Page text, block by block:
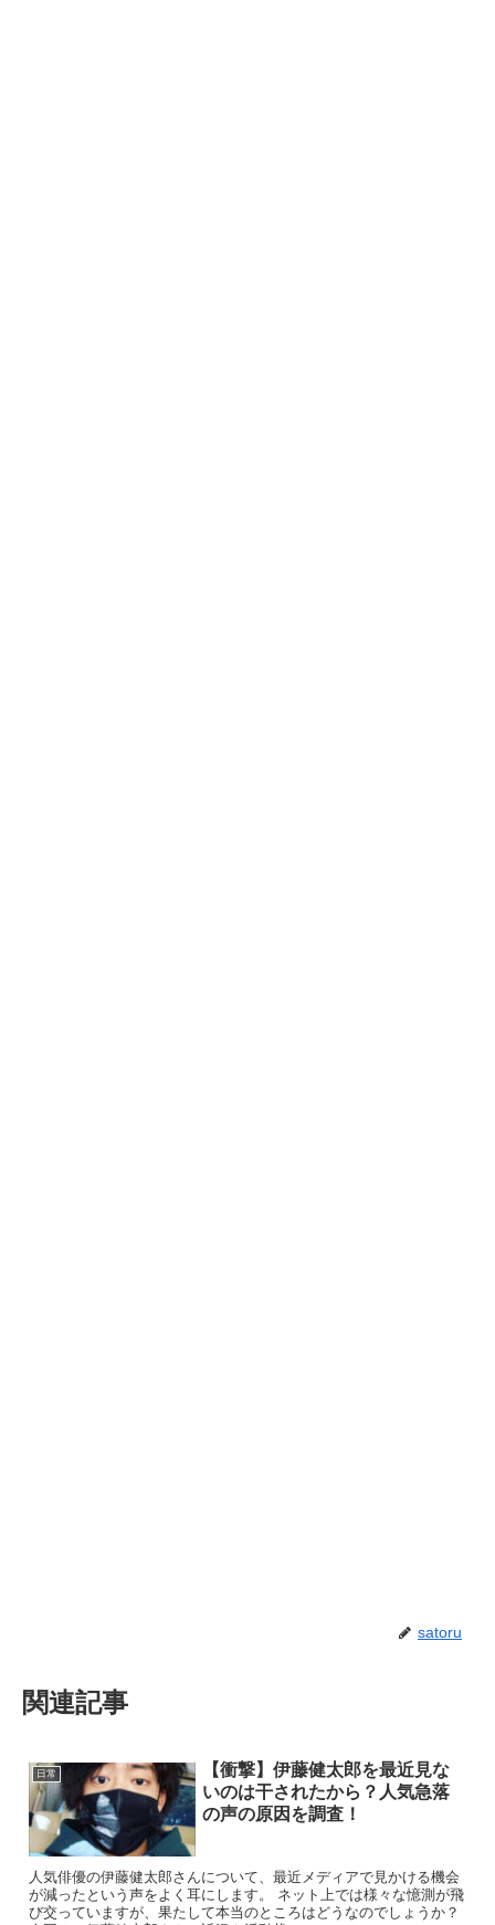
satoru
関連記事
日常
【衝撃】伊藤健太郎を最近見な
いのは干されたから？人気急落
の声の原因を調査！
人気俳優の伊藤健太郎さんについて、最近メディアで見かける機会
が減ったという声をよく耳にします。 ネット上では様々な憶測が飛
び交っていますが、果たして本当のところはどうなのでしょうか？